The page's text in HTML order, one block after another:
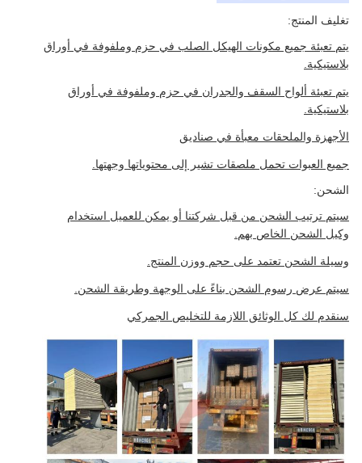
تغليف المنتج:
يتم تعبئة جميع مكونات الهيكل الصلب في حزم وملفوفة في أوراق
بلاستيكية.
يتم تعبئة ألواح السقف والجدران في حزم وملفوفة في أوراق
بلاستيكية.
الأجهزة والملحقات معبأة في صناديق
جميع العبوات تحمل ملصقات تشير إلى محتوياتها وجهتها.
الشحن:
سيتم ترتيب الشحن من قبل شركتنا أو يمكن للعميل استخدام
وكيل الشحن الخاص بهم.
وسيلة الشحن تعتمد على حجم ووزن المنتج.
سيتم عرض رسوم الشحن بناءً على الوجهة وطريقة الشحن.
سنقدم لك كل الوثائق اللازمة للتخليص الجمركي